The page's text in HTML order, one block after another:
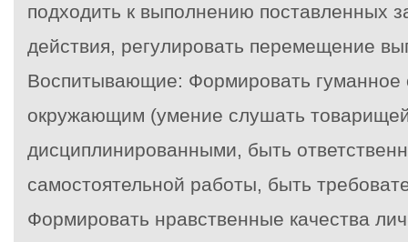
подходить к выполнению поставленных
действия, регулировать перемещение
Воспитывающие: Формировать гуманное
окружающим (умение слушать
дисциплинированными, быть
самостоятельной работы, быть
Формировать нравственные качества